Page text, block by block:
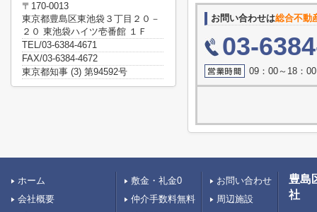
お問い合わせは総合不動
03-
09：00～18：
〒170-0013
東京都豊島区東池袋３丁目２０－
２０ 東池袋ハイツ壱番館 １Ｆ
TEL/03-6384-4671
FAX/03-6384-4672
東京都知事 (3) 第94592号
ホーム
会社概要
敷金・礼金0
仲介手数料無料
お問い合わせ
周辺施設
豊島
社